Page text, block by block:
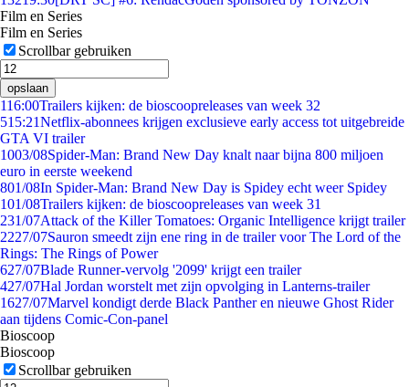
Film en Series
Film en Series
Scrollbar gebruiken
opslaan
116:00Trailers kijken: de bioscoopreleases van week 32
515:21Netflix-abonnees krijgen exclusieve early access tot uitgebreide
GTA VI trailer
1003/08Spider-Man: Brand New Day knalt naar bijna 800 miljoen
euro in eerste weekend
801/08In Spider-Man: Brand New Day is Spidey echt weer Spidey
101/08Trailers kijken: de bioscoopreleases van week 31
231/07Attack of the Killer Tomatoes: Organic Intelligence krijgt trailer
2227/07Sauron smeedt zijn ene ring in de trailer voor The Lord of the
Rings: The Rings of Power
627/07Blade Runner-vervolg '2099' krijgt een trailer
427/07Hal Jordan worstelt met zijn opvolging in Lanterns-trailer
1627/07Marvel kondigt derde Black Panther en nieuwe Ghost Rider
aan tijdens Comic-Con-panel
Bioscoop
Bioscoop
Scrollbar gebruiken